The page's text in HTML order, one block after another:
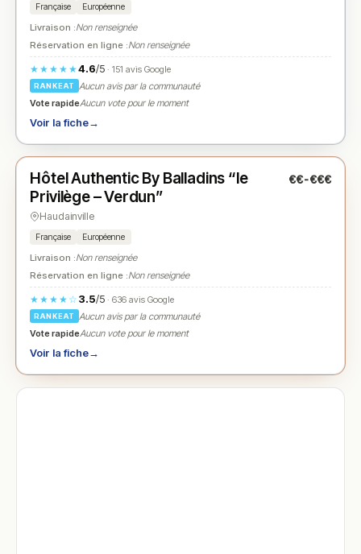
Française Européenne
Livraison :Non renseignée
Réservation en ligne :Non renseignée
★★★★★4.6/5· 151 avis Google
RANKEAT
Aucun avis par la communauté
Vote rapideAucun vote pour le moment
Voir la fiche→
★ N° 3
Hôtel Authentic By Balladins “le
Privilège – Verdun”
€€-€€€
Haudainville
Française Européenne
Livraison :Non renseignée
Réservation en ligne :Non renseignée
★★★★☆ 3.5/5· 636 avis Google
RANKEAT
Aucun avis par la communauté
Vote rapideAucun vote pour le moment
Voir la fiche→